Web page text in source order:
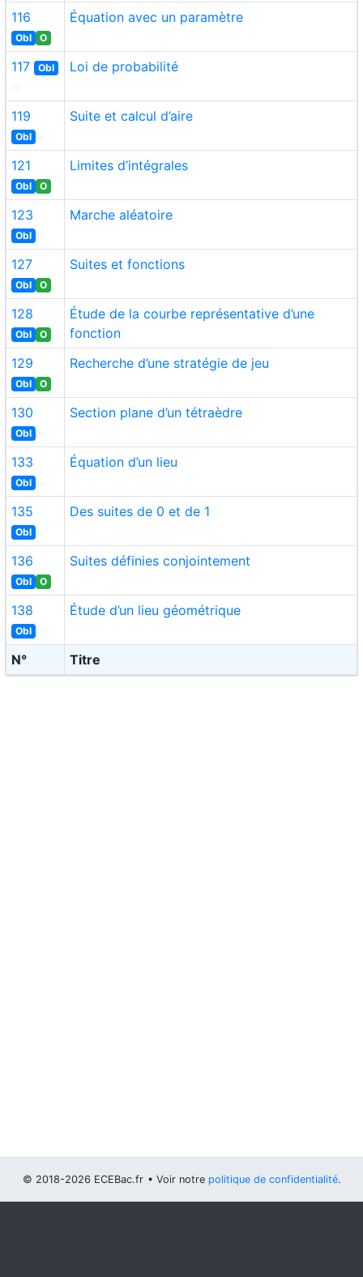
N° Titre
116
Obl O
Équation avec un paramètre
117 Obl Loi de probabilité
119
Obl
Suite et calcul d’aire
121
Obl O
Limites d’intégrales
123
Obl
Marche aléatoire
127
Obl O
Suites et fonctions
128
Obl O
Étude de la courbe représentative d’une
fonction
129
Obl O
Recherche d’une stratégie de jeu
130
Obl
Section plane d’un tétraèdre
133
Obl
Équation d’un lieu
135
Obl
Des suites de 0 et de 1
136
Obl O
Suites définies conjointement
138
Obl
Étude d’un lieu géométrique
© 2018-2026 ECEBac.fr • Voir notre politique de confidentialité.